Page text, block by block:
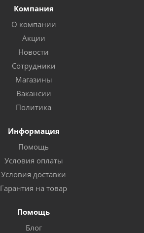
Компания
О компании
Акции
Новости
Сотрудники
Магазины
Вакансии
Политика
Информация
Помощь
Условия оплаты
Условия доставки
Гарантия на товар
Помощь
Блог